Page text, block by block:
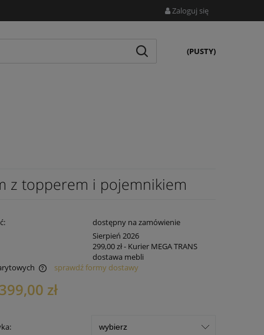
Zaloguj się
(PUSTY)
z topperem i pojemnikiem
dostępny na zamówienie
Sierpień 2026
299,00 zł- Kurier MEGA TRANS
dostawa mebli
sprawdź formy dostawy
zł